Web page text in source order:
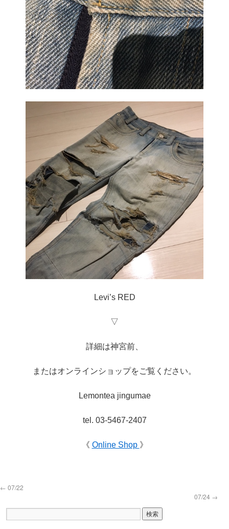
Levi’s RED
▽
詳細は神宮前、
またはオンラインショップをご覧ください。
Lemontea jingumae
tel. 03-5467-2407
《 Online Shop 》
← 07/22
07/24 →